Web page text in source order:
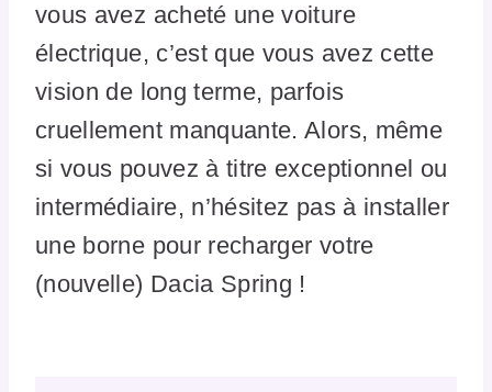
vous avez acheté une voiture
électrique, c’est que vous avez cette
vision de long terme, parfois
cruellement manquante. Alors, même
si vous pouvez à titre exceptionnel ou
intermédiaire, n’hésitez pas à installer
une borne pour recharger votre
(nouvelle) Dacia Spring !